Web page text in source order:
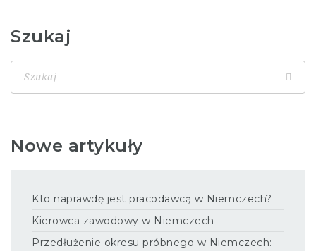
Szukaj
Nowe artykuły
Kto naprawdę jest pracodawcą w Niemczech?
Kierowca zawodowy w Niemczech
Przedłużenie okresu próbnego w Niemczech: